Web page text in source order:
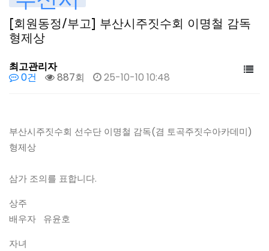
[회원동정/부고] 부산시주짓수회 이명철 감독
형제상
최고관리자
0건 887회 25-10-10 10:48
부산시주짓수회 선수단 이명철 감독(겸 토곡주짓수아카데미)
형제상
삼가 조의를 표합니다.
상주
배우자 유윤호
자녀